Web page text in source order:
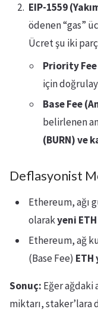
EIP-1559
ödenen “gas”
Ücret şu iki
Priority
için
Base Fee
belirlenen
(BURN) ve
Deflasyonist
Ethereum, ağı
olarakyeni
Ethereum, ağ
(Base Fee)
Sonuç: Eğer ağdaki
miktarı, staker’lara